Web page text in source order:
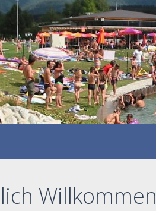
Willkommen